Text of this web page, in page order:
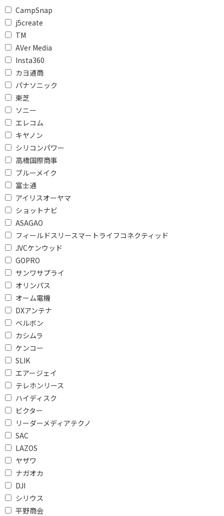
CampSnap
j5create
TM
AVer Media
Insta360
カヨ通商
パナソニック
東芝
ソニー
エレコム
キヤノン
シリコンパワー
高橋国際商事
ブルーメイク
富士通
アイリスオーヤマ
ショットナビ
ASAGAO
フィールドスリースマートライフコネクティッド
JVCケンウッド
GOPRO
サンワサプライ
オリンパス
オーム電機
DXアンテナ
ベルボン
カシムラ
ケンコー
SLIK
エアージェイ
テレホンリース
ハイディスク
ビクター
リーダーメディアテクノ
SAC
LAZOS
ヤザワ
ナガオカ
DJI
シリウス
平野商会
対応レンズマウントで絞り込む
キヤノンRF
Wi-Fi機能で絞り込む
NFC対応(ミラーレス/デジタル一眼カメラ)
で絞り込む
対応
防水性能で絞り込む
防水+防塵+耐衝撃
防塵
大型センサーサイズで絞り込む
フルサイズ
光学ズームで絞り込む
6倍未満
最短撮影距離で絞り込む
～9mm
手ブレ補正で絞り込む